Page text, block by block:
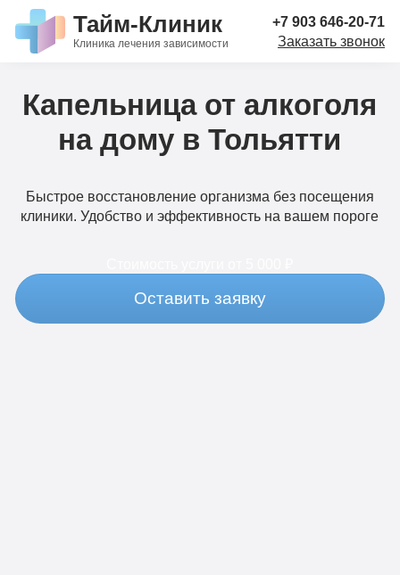
Тайм-Клиник
Клиника лечения зависимости
+7 903 646-20-71
Заказать звонок
Капельница от алкоголя
на дому в Тольятти
Быстрое восстановление организма без посещения
клиники. Удобство и эффективность на вашем пороге
Оставить заявку